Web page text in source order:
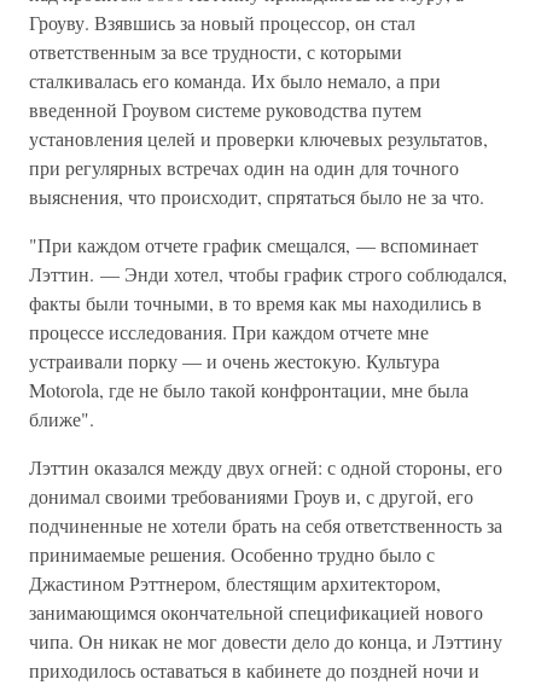
Гроуву. Взявшись за новый процессор, он стал
ответственным за все трудности, с которыми
сталкивалась его команда. Их было немало, а при
введенной Гроувом системе руководства путем
установления целей и проверки ключевых результатов,
при регулярных встречах один на один для точного
выяснения, что происходит, спрятаться было не за что.
"При каждом отчете график смещался, — вспоминает
Лэттин. — Энди хотел, чтобы график строго соблюдался,
факты были точными, в то время как мы находились в
процессе исследования. При каждом отчете мне
устраивали порку — и очень жестокую. Культура
Motorola, где не было такой конфронтации, мне была
ближе".
Лэттин оказался между двух огней: с одной стороны, его
донимал своими требованиями Гроув и, с другой, его
подчиненные не хотели брать на себя ответственность за
принимаемые решения. Особенно трудно было с
Джастином Рэттнером, блестящим архитектором,
занимающимся окончательной спецификацией нового
чипа. Он никак не мог довести дело до конца, и Лэттину
приходилось оставаться в кабинете до поздней ночи и